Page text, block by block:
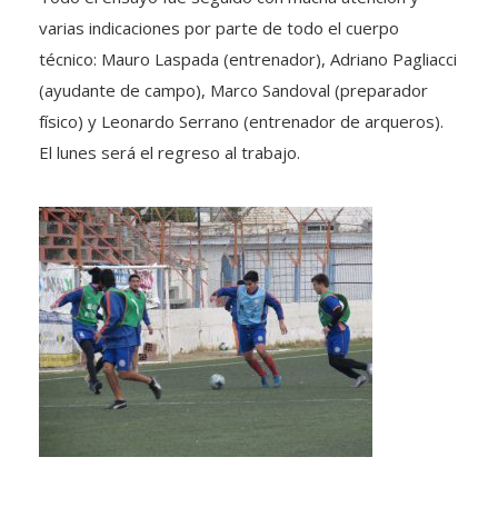
varias indicaciones por parte de todo el cuerpo
técnico: Mauro Laspada (entrenador), Adriano Pagliacci
(ayudante de campo), Marco Sandoval (preparador
físico) y Leonardo Serrano (entrenador de arqueros).
El lunes será el regreso al trabajo.